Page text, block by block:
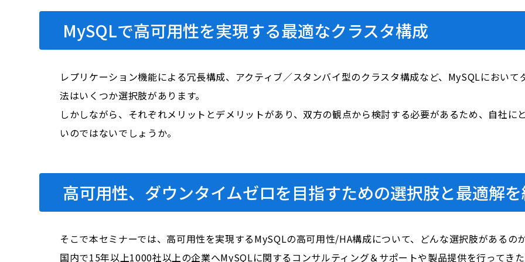
MySQLで高可用性を実現する最適なクラスタ構成
レプリケーション機能による冗長構成、アクティブ／スタンバイ型のクラスタ構成など、MySQLにおい
法はいくつか選択肢があります。
しかしながら、それぞれメリットとデメリットがあり、双方の観点から検討する必要があるため、自社
いのではないでしょうか。
高可用性、ダウンタイムゼロを目指すための選択肢と最適解
そこで本セミナーでは、高可用性を実現するMySQLの高可用性/HA構成について、どんな選択肢があるの
国内で15年以上1000社以上の企業へMySQLに関するコンサルティング＆サポートや製品提供を行ってき